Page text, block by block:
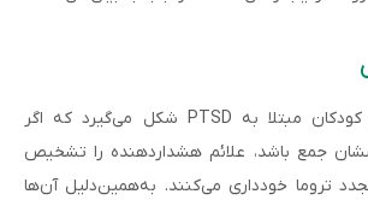
باور غلطی در ذهن کودکان مبتلا به PTSD شکل می‌گیرد که اگر
جمع باشد، علائم هشداردهنده‌ را تشخیص
تروما خودداری می‌کنند. به‌همین‌دلیل آن‌ها